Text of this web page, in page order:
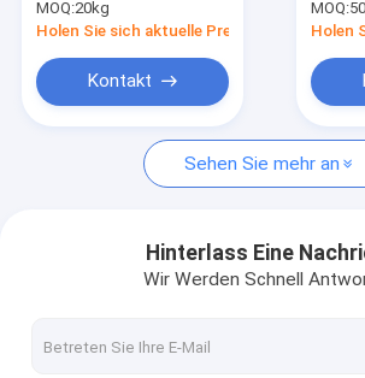
Kontakt
Nachrichten
Gestrickter Draht Mesh Gasket
Komprimierter gestrickter
Dia Sample Available
MOQ:20kg
Holen Sie sich aktuelle Preis
Kontakt
MOQ:
Holen
Sehen Sie mehr an
Hinterlass Eine
Wir Werden Schnell